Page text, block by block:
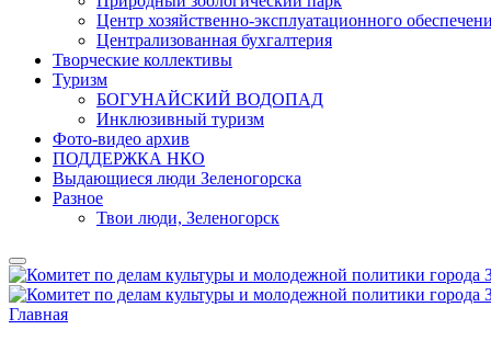
Центр хозяйственно-эксплуатационного
Централизованная бухгалтерия
Творческие коллективы
Туризм
БОГУНАЙСКИЙ ВОДОПАД
Инклюзивный туризм
Фото-видео архив
ПОДДЕРЖКА НКО
Выдающиеся люди Зеленогорска
Разное
Твои люди, Зеленогорск
Главная